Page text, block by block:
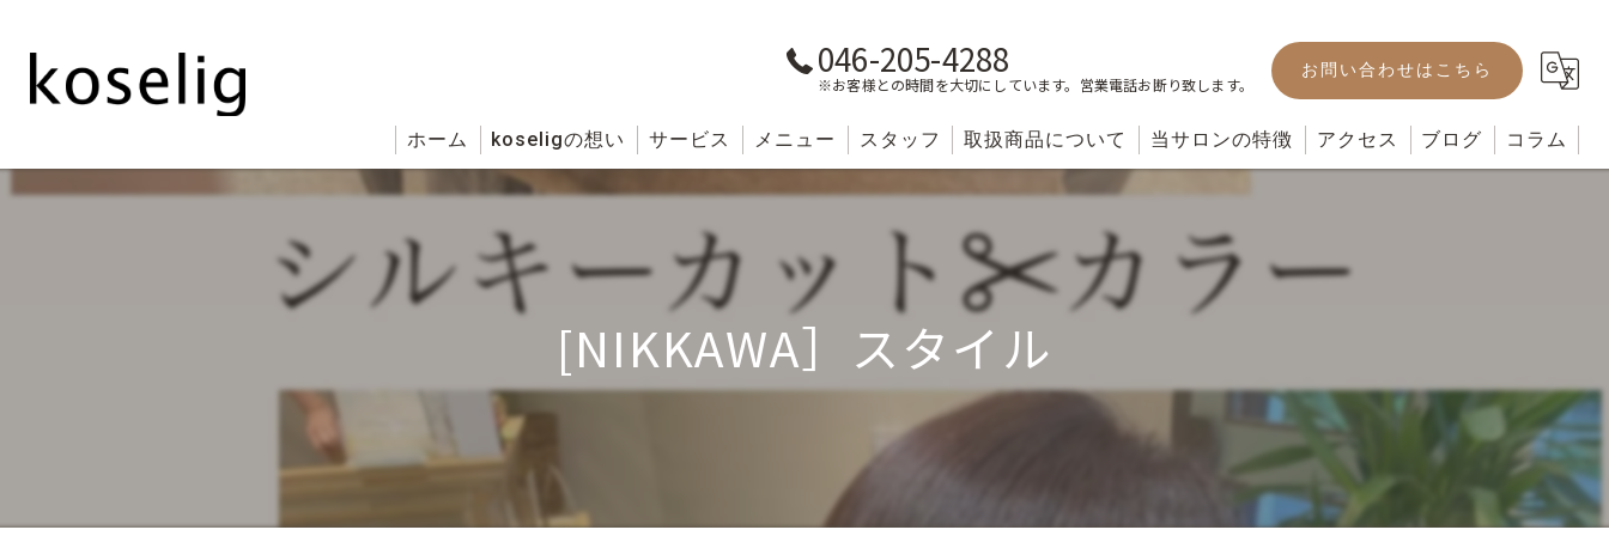
046-205-4288
※お客様との時間を大切にしています。営業電話お断り致します。
お問い合わせはこちら
ホーム koseligの想い サービス メニュー スタッフ 取扱商品について 当サロンの特徴
カラー
ヘッドスパ
トリートメント
アクセス ブログ コラム
[NIKKAWA］スタイル